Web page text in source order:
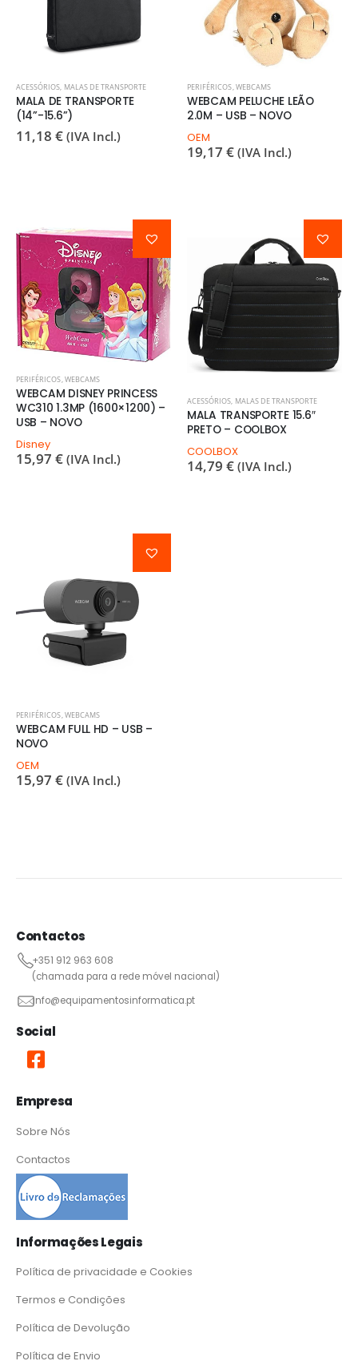
ACESSÓRIOS, MALAS DE TRANSPORTE
MALA DE TRANSPORTE
(14”-15.6”)
11,18 € (IVA Incl.)
PERIFÉRICOS,WEBCAMS
WEBCAM PELUCHE LEÃO
2.0M – USB – NOVO
OEM
19,17 € (IVA Incl.)
PERIFÉRICOS,WEBCAMS
WEBCAM DISNEY PRINCESS
WC310 1.3MP (1600×1200) –
USB – NOVO
Disney
15,97 € (IVA Incl.)
ACESSÓRIOS, MALAS DE TRANSPORTE
MALA TRANSPORTE 15.6″
PRETO – COOLBOX
COOLBOX
14,79 € (IVA Incl.)
PERIFÉRICOS,WEBCAMS
WEBCAM FULL HD – USB –
NOVO
OEM
15,97 € (IVA Incl.)
Contactos
+351 912 963 608
(chamada para a rede móvel nacional)
info@equipamentosinformatica.pt
Social
Empresa
Sobre Nós
Contactos
Informações Legais
Política de privacidade e Cookies
Termos e Condições
Política de Devolução
Política de Envio